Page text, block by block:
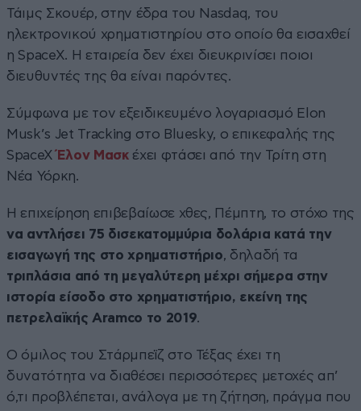
Τάιμς Σκουέρ, στην έδρα του Nasdaq, του
ηλεκτρονικού χρηματιστηρίου στο οποίο θα εισαχθεί
η SpaceX. Η εταιρεία δεν έχει διευκρινίσει ποιοι
διευθυντές της θα είναι παρόντες.
Σύμφωνα με τον εξειδικευμένο λογαριασμό Elon
Musk’s Jet Tracking στο Bluesky, ο επικεφαλής της
SpaceXΈλον Μασκ έχει φτάσει από την Τρίτη στη
Νέα Υόρκη.
Η επιχείρηση επιβεβαίωσε χθες, Πέμπτη, το στόχο της
να αντλήσει 75 δισεκατομμύρια δολάρια κατά την
εισαγωγή της στο χρηματιστήριο, δηλαδή τα
τριπλάσια από τη μεγαλύτερη μέχρι σήμερα στην
ιστορία είσοδο στο χρηματιστήριο, εκείνη της
πετρελαϊκής Aramco το 2019.
Ο όμιλος του Στάρμπεϊζ στο Τέξας έχει τη
δυνατότητα να διαθέσει περισσότερες μετοχές απ’
ό,τι προβλέπεται, ανάλογα με τη ζήτηση, πράγμα που